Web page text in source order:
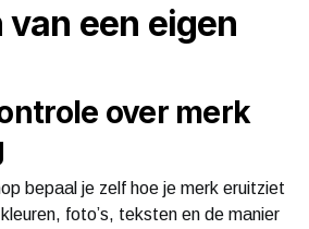
een eigen
over merk
bepaal je zelf hoe je merk eruitziet
foto’s, teksten en de manier